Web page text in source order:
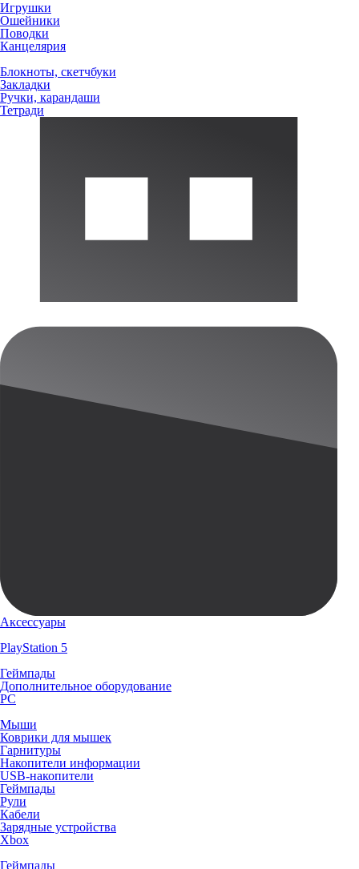
Игрушки
Ошейники
Поводки
Канцелярия
Блокноты, скетчбуки
Закладки
Ручки, карандаши
Тетради
Аксессуары
PlayStation 5
Геймпады
Дополнительное оборудование
PC
Мыши
Коврики для мышек
Гарнитуры
Накопители информации
USB-накопители
Геймпады
Рули
Кабели
Зарядные устройства
Xbox
Геймпады